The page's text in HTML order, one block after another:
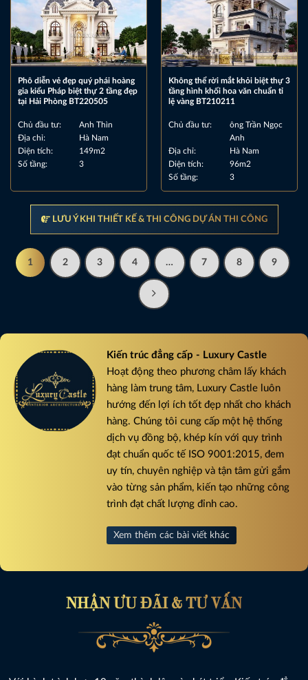
Phô diễn vẻ đẹp quý phái hoàng
gia kiểu Pháp biệt thự 2 tầng đẹp
tại Hải Phòng BT220505
Chủ đầu tư:
Anh Thìn
Địa chỉ:
Hà Nam
Diện tích:
149m2
Số tầng:
3
Không thể rời mắt khỏi biệt thự 3
tầng hình khối hoa văn chuẩn tỉ
lệ vàng BT210211
Chủ đầu tư:
ông Trần Ngọc
Anh
Địa chỉ:
Hà Nam
Diện tích:
96m2
Số tầng:
3
LƯU Ý KHI THIẾT KẾ & THI CÔNG DỰ ÁN THI CÔNG
1 2 3 4 … 7 8 9
Kiến trúc đẳng cấp - Luxury Castle
Hoạt động theo phương châm lấy khách
hàng làm trung tâm, Luxury Castle luôn
hướng đến lợi ích tốt đẹp nhất cho khách
hàng. Chúng tôi cung cấp một hệ thống
dịch vụ đồng bộ, khép kín với quy trình
đạt chuẩn quốc tế ISO 9001:2015, đem
uy tín, chuyên nghiệp và tận tâm gửi gắm
vào từng sản phẩm, kiến tạo những công
trình đạt chất lượng đỉnh cao.
Xem thêm các bài viết khác
NHẬN ƯU ĐÃI & TƯ VẤN